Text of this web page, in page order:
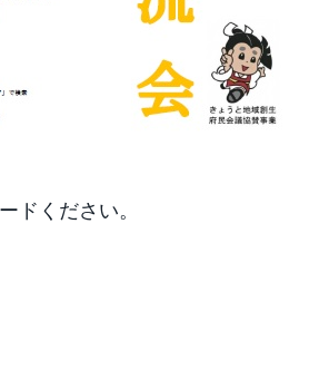
ドください。